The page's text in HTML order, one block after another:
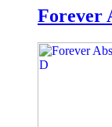
Forever